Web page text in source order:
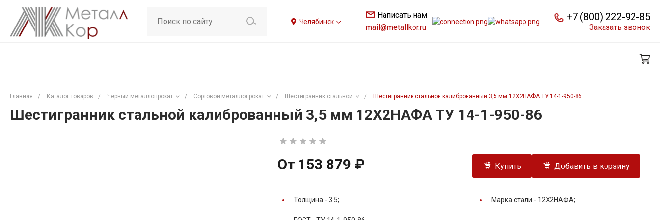
Челябинск
Написать нам
mail@metallkor.ru
+7 (800) 222-92-85
Заказать звонок
Главная / Каталог товаров / Черный металлопрокат / Сортовой металлопрокат / Шестигранник стальной / Шестигранник стальной калиброванный 3,5 мм 12Х2НАФА ТУ 14-1-950-86
Шестигранник стальной калиброванный 3,5 мм 12Х2НАФА ТУ 14-1-950-86
От 153 879 ₽ Купить Добавить в корзину
Толщина - 3.5; Марка стали - 12Х2НАФА;